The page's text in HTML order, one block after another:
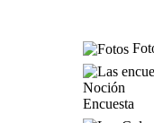
Encuesta